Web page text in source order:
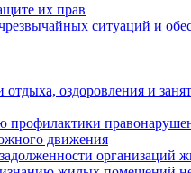
их прав
ситуаций и
оздоровления и
профилактики
движения
организаций